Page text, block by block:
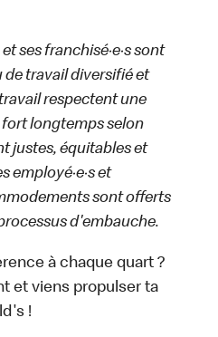
ses franchisé·e·s sont
de travail diversifié et
respectent une
longtemps selon
justes, équitables et
employé·e·s et
sont offerts
d'embauche.
à chaque quart ?
et viens propulser ta
!